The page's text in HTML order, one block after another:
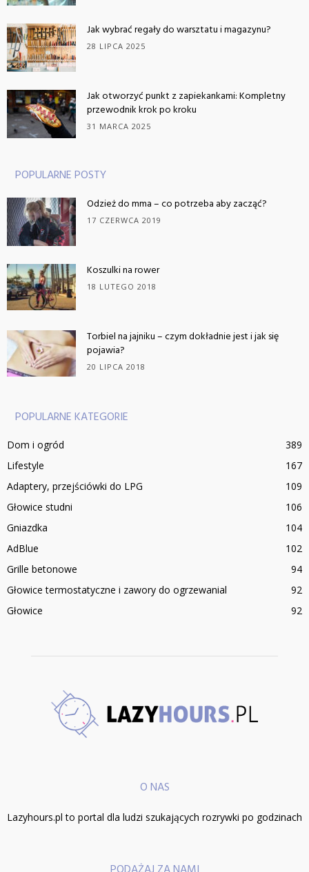
Jak wybrać regały do warsztatu i magazynu?
28 LIPCA 2025
Jak otworzyć punkt z zapiekankami: Kompletny
przewodnik krok po kroku
31 MARCA 2025
POPULARNE POSTY
Odzież do mma – co potrzeba aby zacząć?
17 CZERWCA 2019
Koszulki na rower
18 LUTEGO 2018
Torbiel na jajniku – czym dokładnie jest i jak się
pojawia?
20 LIPCA 2018
POPULARNE KATEGORIE
Dom i ogród
389
Lifestyle
167
Adaptery, przejściówki do LPG
109
Głowice studni
106
Gniazdka
104
AdBlue
102
Grille betonowe
94
Głowice termostatyczne i zawory do ogrzewanial
92
Głowice
92
O NAS
Lazyhours.pl to portal dla ludzi szukających rozrywki po godzinach